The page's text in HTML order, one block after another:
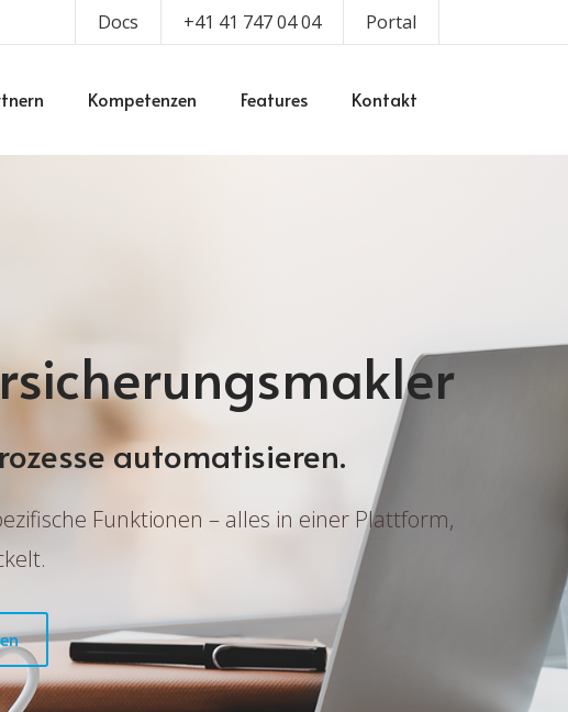
Docs +41 41 747 04 04 Portal
Kompetenzen Features Kontakt
automatisieren.
Funktionen – alles in einer Plattform,